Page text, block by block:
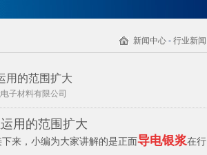
新闻中心 - 行业新闻
用的范围扩大
子材料有限公司
用的范围扩大
来，小编为大家讲解的是正面导电银浆在行